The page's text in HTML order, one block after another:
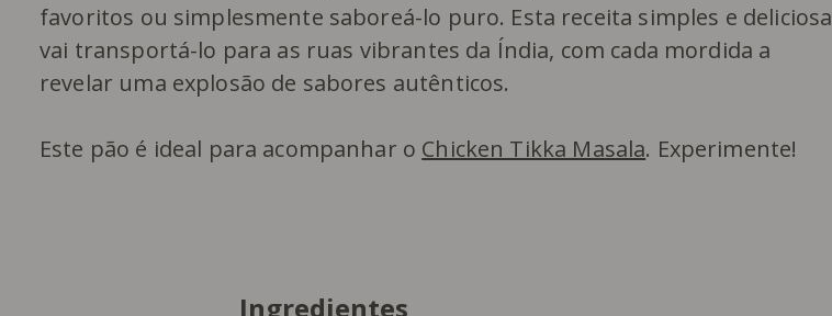
favoritos ou simplesmente saboreá-lo puro. Esta receita simples e deliciosa
vai transportá-lo para as ruas vibrantes da Índia, com cada mordida a
revelar uma explosão de sabores autênticos.
Este pão é ideal para acompanhar o Chicken Tikka Masala. Experimente!
Ingredientes